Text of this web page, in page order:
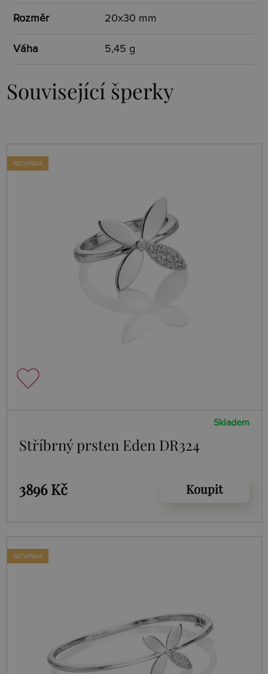
Rozměr 20x30 mm
Váha 5,45 g
Související šperky
NOVINKA
Skladem
Stříbrný prsten Eden DR324
3896 Kč Koupit
NOVINKA